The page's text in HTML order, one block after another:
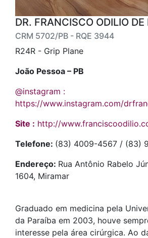
DR. FRANCISCO ODILIO DE
CRM 5702/PB - RQE 3944
R24R - Grip Plane
João Pessoa – PB
@instagram :
https://www.instagram.com/
Site : http://
Telefone: (83) 4009-4567 / (83)
Endereço: Rua Antônio Rabelo
1604, Miramar
Graduado em medicina pela
da Paraíba em 2003, houve
interesse pela área cirúrgica. Ao